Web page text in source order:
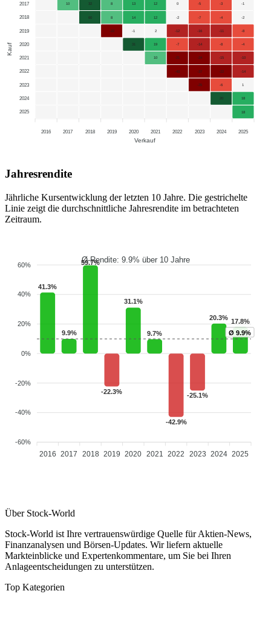
2017
2018
2019
2020
2021
2022
2023
2024
2025
Kauf
10 32 8 13 12 0 -5 -3 -1
60 8 14 12 -2 -7 -4 -2
-22 -1 2 -12 -16 -11 -8
31 19 -7 -14 -8 -4
10 -21 -24 -15 -10
-43 -37 -22 -14
-25 -6 1
20 18
18
2016 2017 2018 2019 2020 2021 2022 2023 2024 2025
Verkauf
Jahresrendite
Jährliche Kursentwicklung der letzten 10 Jahre. Die gestrichelte
Linie zeigt die durchschnittliche Jahresrendite im betrachteten
Zeitraum.
Ø-Rendite: 9.9% über 10 Jahre
60%
40%
20%
0%
-20%
-40%
-60%
41.3%
9.9%
59.7%
-22.3%
31.1%
9.7%
-42.9%
-25.1%
20.3%
17.8%
2016 2017 2018 2019 2020 2021 2022 2023 2024 2025
Ø 9.9%
Über Stock-World
Stock-World ist Ihre vertrauenswürdige Quelle für Aktien-News,
Finanzanalysen und Börsen-Updates. Wir liefern aktuelle
Markteinblicke und Expertenkommentare, um Sie bei Ihren
Anlageentscheidungen zu unterstützen.
Top Kategorien